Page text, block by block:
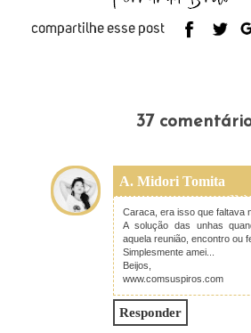
37
A. Midori Tomita
20
Caraca, era isso que faltava
A solução das unhas
aquela reunião, encontro ou
Simplesmente amei...
Beijos,
www.comsuspiros.com
Responder